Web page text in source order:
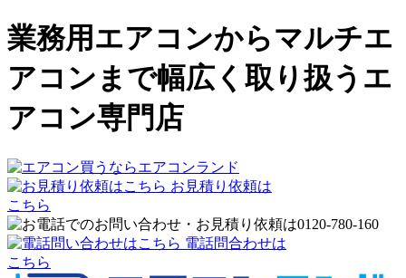
業務用エアコンからマルチエ
アコンまで幅広く取り扱うエ
アコン専門店
お見積り依頼は
こちら
電話問合わせは
こちら